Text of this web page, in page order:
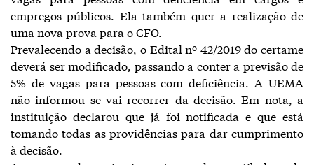
empregos públicos. Ela também quer a realização de
uma nova prova para o CFO.
Prevalecendo a decisão, o Edital nº 42/2019 do certame
deverá ser modificado, passando a conter a previsão de
5% de vagas para pessoas com deficiência. A UEMA
não informou se vai recorrer da decisão. Em nota, a
instituição declarou que já foi notificada e que está
tomando todas as providências para dar cumprimento
à decisão.